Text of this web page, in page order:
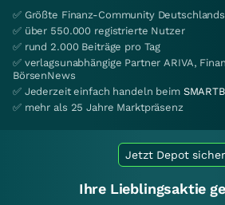
✅ Größte Finanz-Community Deutschlands
✅ über 550.000 registrierte Nutzer
✅ rund 2.000 Beiträge pro Tag
✅ verlagsunabhängige Partner ARIVA,
BörsenNews
✅ Jederzeit einfach handeln beim
✅ mehr als 25 Jahre Marktpräsenz
Jetzt Depot
Ihre Lieblingsaktie